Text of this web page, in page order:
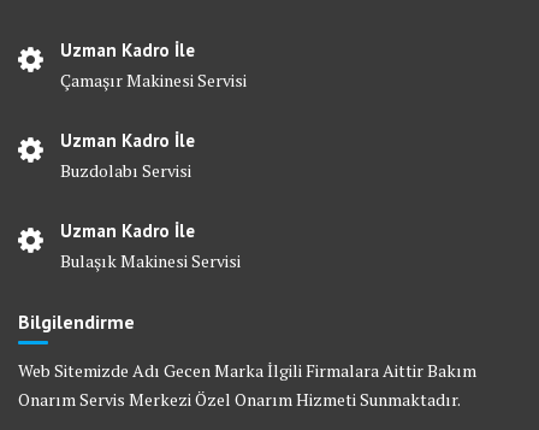
Uzman Kadro İle
Çamaşır Makinesi Servisi
Uzman Kadro İle
Buzdolabı Servisi
Uzman Kadro İle
Bulaşık Makinesi Servisi
Bilgilendirme
Web Sitemizde Adı Gecen Marka İlgili Firmalara Aittir Bakım
Onarım Servis Merkezi Özel Onarım Hizmeti Sunmaktadır.